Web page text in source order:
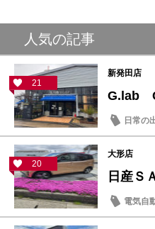
人気の記事
21
新発田店
G.lab
日常の
20
大形店
日産Ｓ
電気自